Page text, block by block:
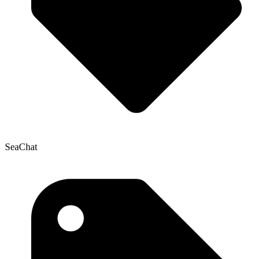
SeaChat